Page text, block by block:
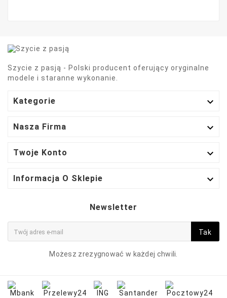
Szycie z pasją - Polski producent oferujący oryginalne
modele i staranne wykonanie.
Kategorie 
Nasza Firma 
Twoje Konto 
Informacja O Sklepie 
Newsletter
Tak
Możesz zrezygnować w każdej chwili.